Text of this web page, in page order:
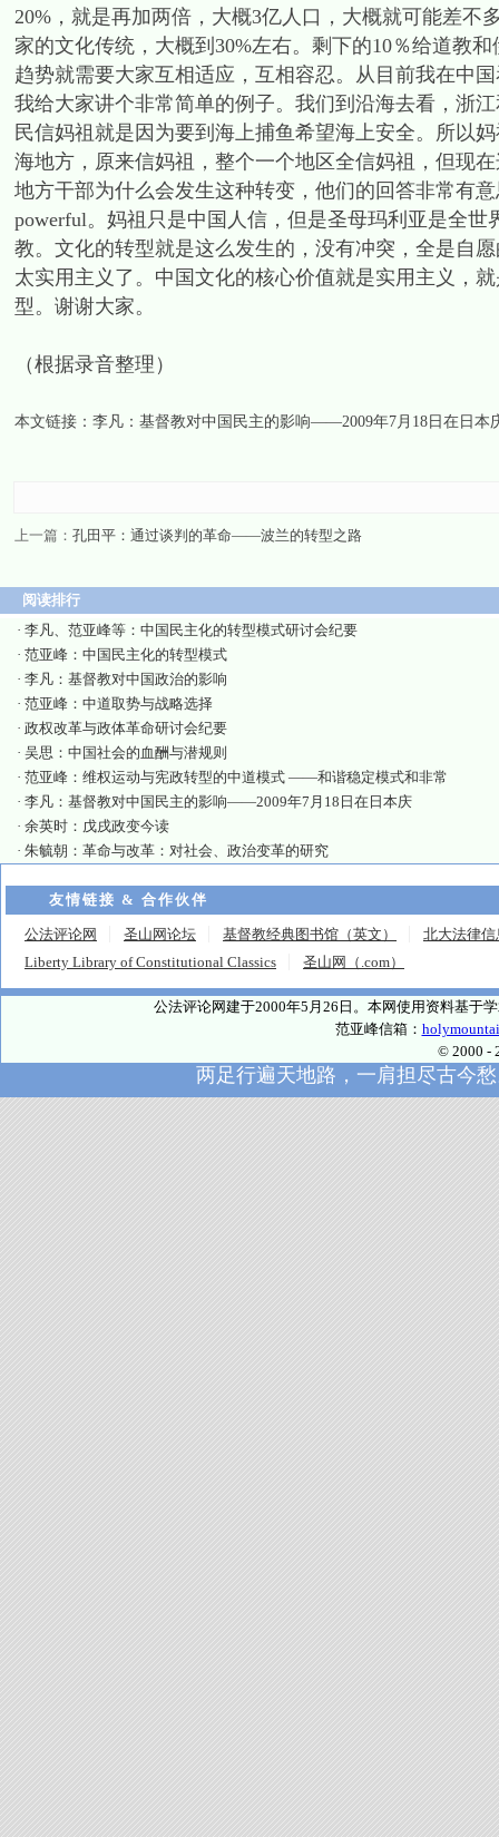
20%，就是再加两倍，大概3亿人口，大概就可能差
家的文化传统，大概到30%左右。剩下的10％给道教
趋势就需要大家互相适应，互相容忍。从目前我在中
我给大家讲个非常简单的例子。我们到沿海去看，浙
民信妈祖就是因为要到海上捕鱼希望海上安全。所以
海地方，原来信妈祖，整个一个地区全信妈祖，但现
地方干部为什么会发生这种转变，他们的回答非常有
powerful。妈祖只是中国人信，但是圣母玛利亚是全
教。文化的转型就是这么发生的，没有冲突，全是自
太实用主义了。中国文化的核心价值就是实用主义，
型。谢谢大家。
（根据录音整理）
本文链接： 李凡：基督教对中国民主的影响——2009年7月18日在日本
上一篇： 孔田平：通过谈判的革命——波兰的转型之路
阅读排行
· 李凡、范亚峰等：中国民主化的转型模式研讨会纪要
· 范亚峰：中国民主化的转型模式
· 李凡：基督教对中国政治的影响
· 范亚峰：中道取势与战略选择
· 政权改革与政体革命研讨会纪要
· 吴思：中国社会的血酬与潜规则
· 范亚峰：维权运动与宪政转型的中道模式 ——和谐稳定模式和非常
· 李凡：基督教对中国民主的影响——2009年7月18日在日本庆
· 余英时：戊戌政变今读
· 朱毓朝：革命与改革：对社会、政治变革的研究
友情链接 & 合作伙伴
公法评论网 圣山网论坛 基督教经典图书馆（英文）
北大法律信
Liberty Library of Constitutional Classics
圣山网（.com）
公法评论网建于2000年5月26日。本网使用资料基于
范亚峰信箱：
© 2000 -
两足行遍天地路，一肩担尽古今